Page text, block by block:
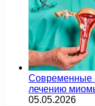
Современные
лечению
05.05.2026